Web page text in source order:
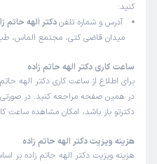
کنید:
آدرس و شماره تلفندکتر الهه
میدان قاضی کتی، مجتمع الماس، طبقه 7، شماره تلفن:
ساعت کاری دکتر الهه حاتم زاده
برای اطلاع از ساعت کاری دکتر الهه
در همین صفحه مراجعه کنید. در صورتی
دکترتو باز باشد، امکان مشاهده ساعت
هزینه ویزیت دکتر الهه حاتم زاده
هزینه ویزیت دکتر الهه حاتم زاده